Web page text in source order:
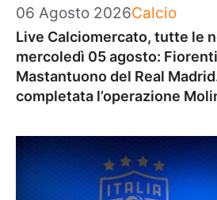
06 Agosto 2026Categorie
Calcio
Live Calciomercato, tutte le
mercoledì 05 agosto:
Mastantuono del Real
completata l’operazione